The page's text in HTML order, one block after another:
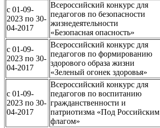
c 01-09-
2023 по 30-
04-2017
Всероссийский конкурс для
педагогов по безопасности
жизнедеятельности
«Безопасная опасность»
c 01-09-
2023 по 30-
04-2017
Всероссийский конкурс для
педагогов по формированию
здорового образа жизни
«Зеленый огонек здоровья»
c 01-09-
2023 по 30-
04-2017
Всероссийский конкурс для
педагогов по воспитанию
гражданственности и
патриотизма «Под Российским
флагом»